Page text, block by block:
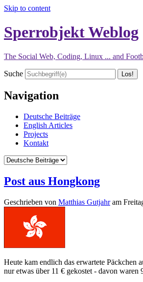
Skip to content
Sperrobjekt Weblog
The Social Web, Coding, Linux ... and
Suche
Navigation
Deutsche Beiträge
English Articles
Projects
Kontakt
Post aus Hongkong
Geschrieben von Matthias Gutjahram
Heute kam endlich das erwartete Päckchen
nur etwas über 11 € gekostet - davon waren